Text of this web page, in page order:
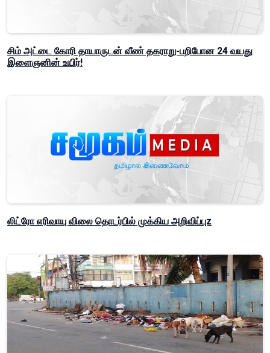
சிம் அட்டை கோரி தாயாருடன் வீண் தகராறு-பறிபோன 24 வயது
இளைஞனின் உயிர்!
லிட்ரோ எரிவாயு விலை தொடர்பில் முக்கிய அறிவிப்புz